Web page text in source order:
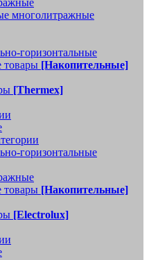
многолитражные
горизонтальные
товары [Накопительные]
[Thermex]
горизонтальные
товары [Накопительные]
[Electrolux]